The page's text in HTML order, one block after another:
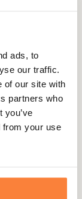
ads, to
our traffic.
of our site with
partners who
you’ve
from your use
Paiement en
3 fois dès 100
euros